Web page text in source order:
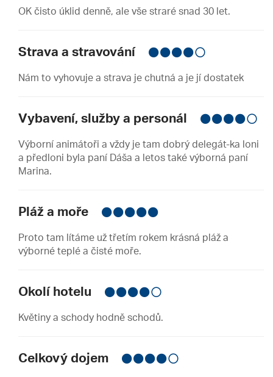
OK čisto úklid denně, ale vše straré snad 30 let.
Strava a stravování
Nám to vyhovuje a strava je chutná a je jí dostatek
Vybavení, služby a personál
Výborní animátoři a vždy je tam dobrý delegát-ka loni
a předloni byla paní Dáša a letos také výborná paní
Marina.
Pláž a moře
Proto tam lítáme už třetím rokem krásná pláž a
výborné teplé a čisté moře.
Okolí hotelu
Květiny a schody hodně schodů.
Celkový dojem